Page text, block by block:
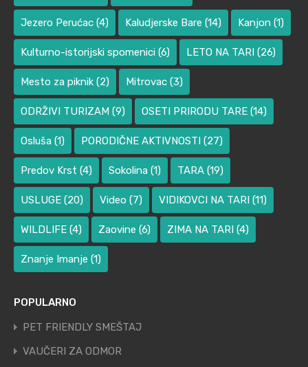
Jezero Perućac (4) Kaludjerske Bare (14) Kanjon (1)
Kulturno-istorijski spomenici (6) LETO NA TARI (26)
Mesto za piknik (2) Mitrovac (3)
ODRŽIVI TURIZAM (9) OSETI PRIRODU TARE (14)
Osluša (1) PORODIČNE AKTIVNOSTI (27)
Predov Krst (4) Sokolina (1) TARA (19)
USLUGE (20) Video (7) VIDIKOVCI NA TARI (11)
WILDLIFE (4) Zaovine (6) ZIMA NA TARI (4)
Znanje Imanje (1)
POPULARNO
PET FRIENDLY SMEŠTAJ
VAUČERI ZA ODMOR